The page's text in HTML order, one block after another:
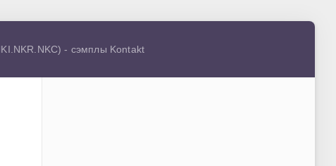
- сэмплы Kontakt